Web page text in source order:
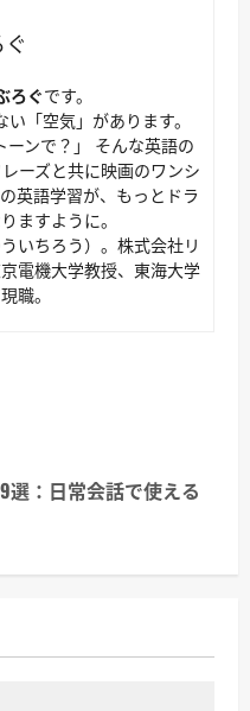
ろぐです。
「空気」があります。
ーンで？」 そんな英語の
ーズと共に映画のワンシ
英語学習が、もっとドラ
ますように。
いちろう）。株式会社リ
電機大学教授、東海大学
職。
選：日常会話で使える